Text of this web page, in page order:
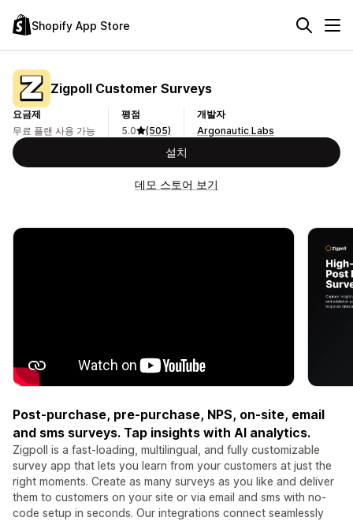
Shopify App Store
Zigpoll Customer Surveys
요금제
무료 플랜 사용 가능
평점
5.0
(505)
개발자
Argonautic Labs
설치
데모 스토어 보기
Post-purchase, pre-purchase, NPS, on-site, email
and sms surveys. Tap insights with AI analytics.
Zigpoll is a fast-loading, multilingual, and fully customizable
survey app that lets you learn from your customers at just the
right moments. Create as many surveys as you like and deliver
them to customers on your site or via email and sms with no-
code setup in seconds. Our integrations connect seamlessly